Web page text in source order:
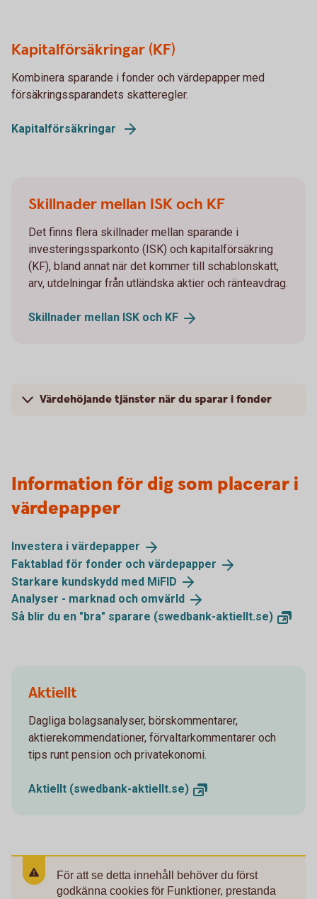
Kapitalförsäkringar (KF)
Kombinera sparande i fonder och värdepapper med
försäkringssparandets skatteregler.
Kapitalförsäkringar
Skillnader mellan ISK och KF
Det finns flera skillnader mellan sparande i
investeringssparkonto (ISK) och kapitalförsäkring
(KF), bland annat när det kommer till schablonskatt,
arv, utdelningar från utländska aktier och ränteavdrag.
Skillnader mellan ISK och KF
Värdehöjande tjänster när du sparar i fonder
Information för dig som placerar i
värdepapper
Investera i värdepapper
Faktablad för fonder och värdepapper
Starkare kundskydd med MiFID
Analyser - marknad och omvärld
Så blir du en "bra" sparare (swedbank-aktiellt.se)
Aktiellt
Dagliga bolagsanalyser, börskommentarer,
aktierekommendationer, förvaltarkommentarer och
tips runt pension och privatekonomi.
Aktiellt (swedbank-aktiellt.se)
För att se detta innehåll behöver du först
godkänna cookies för Funktioner, prestanda